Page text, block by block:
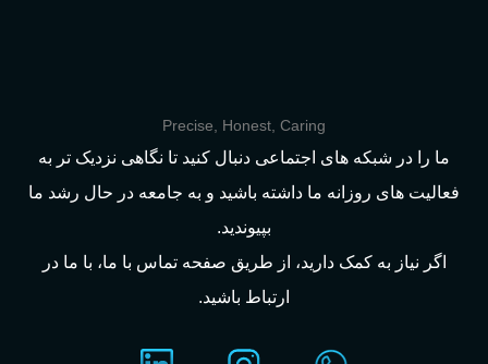
Precise, Honest, Caring
ما را در شبکه های اجتماعی دنبال کنید تا نگاهی نزدیک تر به
فعالیت های روزانه ما داشته باشید و به جامعه در حال رشد ما
بپیوندید.
اگر نیاز به کمک دارید، از طریق صفحه تماس با ما، با ما در
ارتباط باشید.